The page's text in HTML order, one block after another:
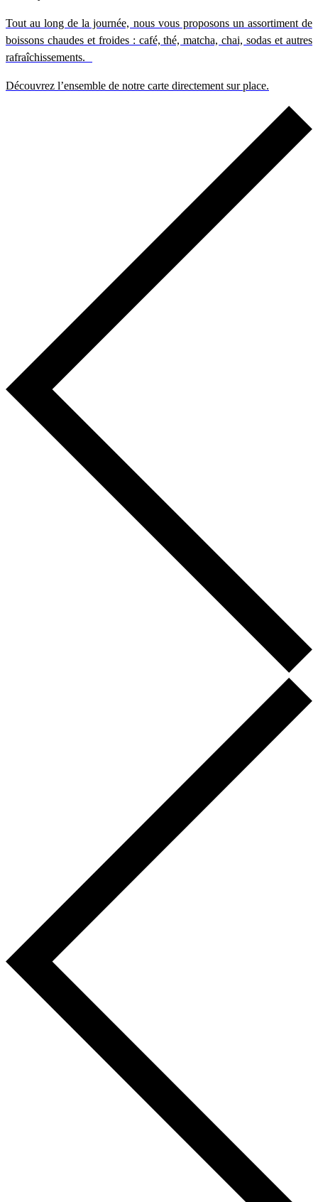
Tout au long de la journée, nous vous proposons un assortiment de
boissons chaudes et froides : café, thé, matcha, chai, sodas et autres
rafraîchissements.
Découvrez l’ensemble de notre carte directement sur place.